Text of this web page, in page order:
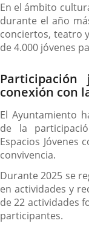
En el ámbito
durante el año
conciertos, teatro
de 4.000 jóvenes
conexión con
El Ayuntamiento
de la
Espacios Jóvenes
convivencia.
Durante 2025 se
en actividades y
de 22 actividades
participantes.